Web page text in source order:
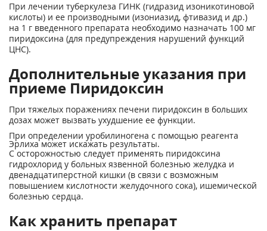
При лечении туберкулеза ГИНК (гидразид изоникотиновой
кислоты) и ее производными (изониазид, фтивазид и др.)
на 1 г введенного препарата необходимо назначать 100 мг
пиридоксина (для предупреждения нарушений функций
ЦНС).
Дополнительные указания при
приеме Пиридоксин
При тяжелых поражениях печени пиридоксин в больших
дозах может вызвать ухудшение ее функции.
При определении уробилиногена с помощью реагента
Эрлиха может искажать результаты.
С осторожностью следует применять пиридоксина
гидрохлорид у больных язвенной болезнью желудка и
двенадцатиперстной кишки (в связи с возможным
повышением кислотности желудочного сока), ишемической
болезнью сердца.
Как хранить препарат